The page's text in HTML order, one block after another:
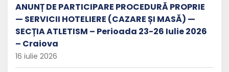
ANUNȚ DE PARTICIPARE PROCEDURĂ PROPRIE
— SERVICII HOTELIERE (CAZARE ȘI MASĂ) —
SECȚIA ATLETISM – Perioada 23-26 Iulie 2026
– Craiova
16 iulie 2026